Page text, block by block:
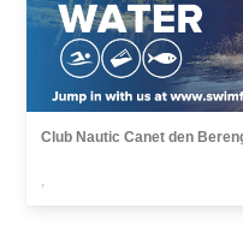
Club Nautic Canet den
,